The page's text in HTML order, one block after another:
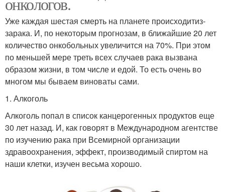
Уже каждая шестая смерть на планете происходитиз-
зарака. И, по некоторым прогнозам, в ближайшие 20 лет
количество онкобольных увеличится на 70%. При этом
по меньшей мере треть всех случаев рака вызвана
образом жизни, в том числе и едой. То есть очень во
многом мы бываем виноваты сами.
1. Алкоголь
Алкоголь попал в список канцерогенных продуктов еще
30 лет назад. И, как говорят в Международном агентстве
по изучению рака при Всемирной организации
здравоохранения, эффект, производимый спиртом на
наши клетки, изучен весьма хорошо.